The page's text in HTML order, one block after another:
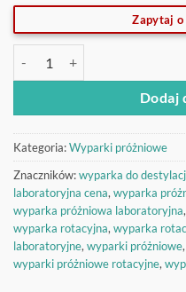
Zapytaj
Dodaj
Kategoria:Wyparki próżniowe
Znaczników:wyparka do
laboratoryjna cena,wyparka
wyparka próżniowa laboratoryjna,
wyparka rotacyjna,wyparka
laboratoryjne,wyparki próżniowe,
wyparki próżniowe rotacyjne,